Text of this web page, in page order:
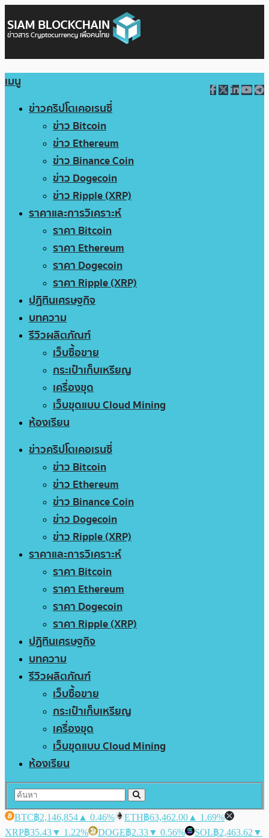
เมนู
ข่าวคริปโตเคอเรนซี่
ข่าว Bitcoin
ข่าว Ethereum
ข่าว Binance Coin
ข่าว Dogecoin
ข่าว Ripple (XRP)
ราคาและการวิเคราะห์
ราคา Bitcoin
ราคา Ethereum
ราคา Dogecoin
ราคา Ripple (XRP)
ปฏิทินเศรษฐกิจ
บทความ
รีวิวผลิตภัณฑ์
เว็บซื้อขาย
กระเป๋าเก็บเหรียญ
เครื่องขุด
เว็บขุดแบบ Cloud Mining
ห้องเรียน
ข่าวคริปโตเคอเรนซี่
ข่าว Bitcoin
ข่าว Ethereum
ข่าว Binance Coin
ข่าว Dogecoin
ข่าว Ripple (XRP)
ราคาและการวิเคราะห์
ราคา Bitcoin
ราคา Ethereum
ราคา Dogecoin
ราคา Ripple (XRP)
ปฏิทินเศรษฐกิจ
บทความ
รีวิวผลิตภัณฑ์
เว็บซื้อขาย
กระเป๋าเก็บเหรียญ
เครื่องขุด
เว็บขุดแบบ Cloud Mining
ห้องเรียน
BTC฿2,146,854 ▲ 0.46% ETH฿63,462.00 ▲ 1.69%
XRP฿35.43▼ 1.22% DOGE฿2.33▼ 0.56% SOL฿2,463.62 ▼